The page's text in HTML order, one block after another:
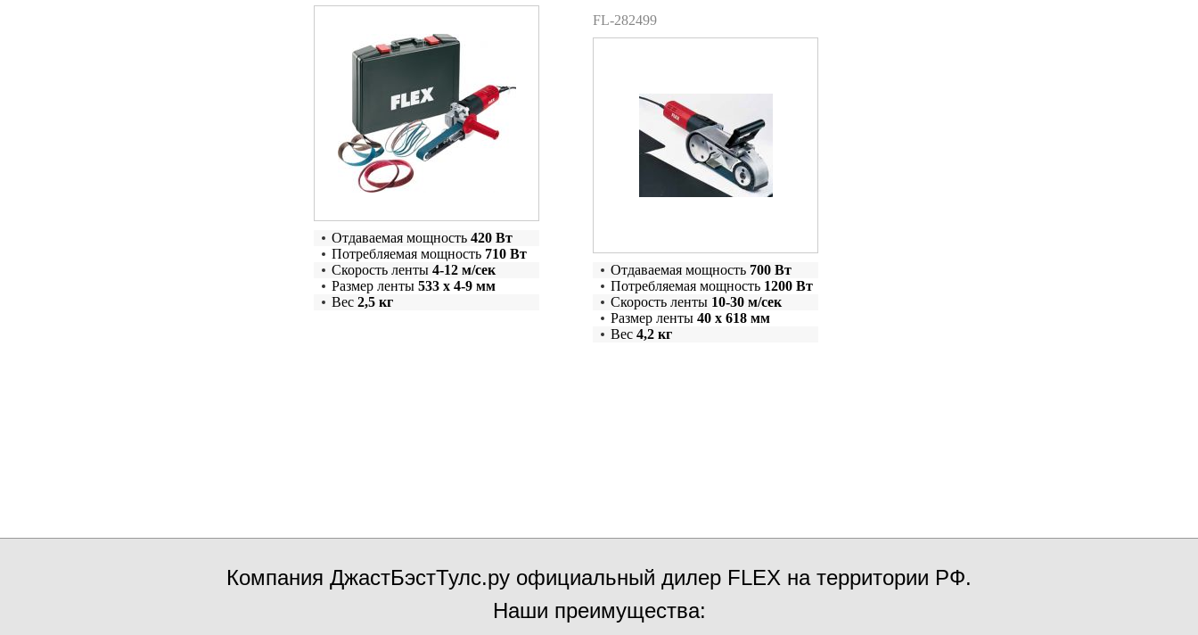
Отдаваемая мощность 420 Вт
Потребляемая мощность 710 Вт
Скорость ленты 4-12 м/сек
Размер ленты 533 x 4-9 мм
Вес 2,5 кг
FL-282499
Отдаваемая мощность 700 Вт
Потребляемая мощность 1200 Вт
Скорость ленты 10-30 м/сек
Размер ленты 40 x 618 мм
Вес 4,2 кг
Компания ДжастБэстТулс.ру официальный дилер FLEX на территории РФ.
Наши преимущества: